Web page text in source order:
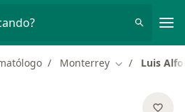
Monterrey Cambiar de
Luis